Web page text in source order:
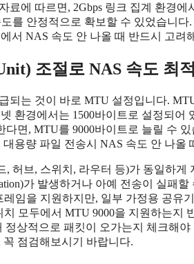
료에 따르면, 2Gbps 링크 집계 환경
를 안정적으로 확보할 수 있었습니
서 NAS 속도 안 나올 때 반드시 고려
조절로 NAS 속도 최
되는 것이 바로 MTU 설정입니다.
환경에서는 1500바이트로 설정되어
다면, MTU를 9000바이트로 늘릴 수
용량 파일 전송시 NAS 속도 안 나올
허브, 스위치, 라우터 등)가 동일하게
가 발생하거나 아예 전송이 실패
임을 지원하지만, 일부 가정용 공유
모두에서 MTU 9000을 지원하는지
정상적으로 패킷이 오가는지 체크해
점검해보시기 바랍니다.